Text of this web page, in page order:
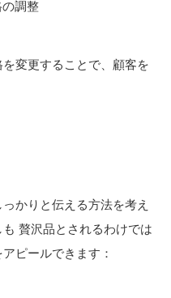
調整
変更することで、顧客を
かりと伝える方法を考え
贅沢品とされるわけでは
ピールできます：